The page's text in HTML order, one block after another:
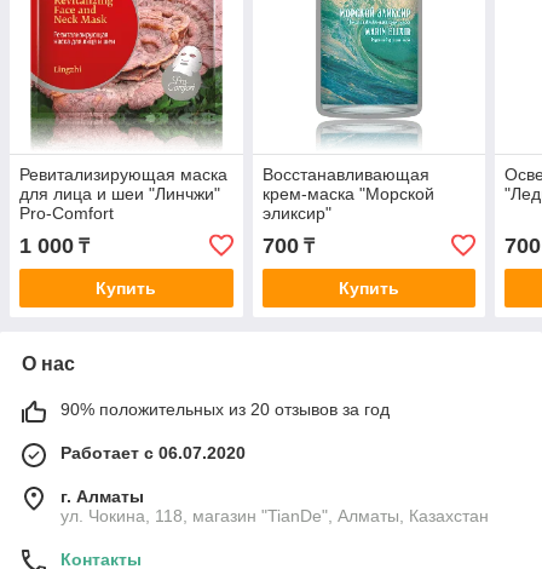
Ревитализирующая маска
для лица и шеи "Линчжи"
Pro-Comfort
1 000 ₸
Купить
Восстанавливающая
крем-маска "Морской
эликсир"
700₸
Купить
700
О нас
90% положительных из 20 отзывов за год
Работает с 06.07.2020
г. Алматы
ул. Чокина, 118, магазин "TianDe", Алматы, Казахстан
Контакты